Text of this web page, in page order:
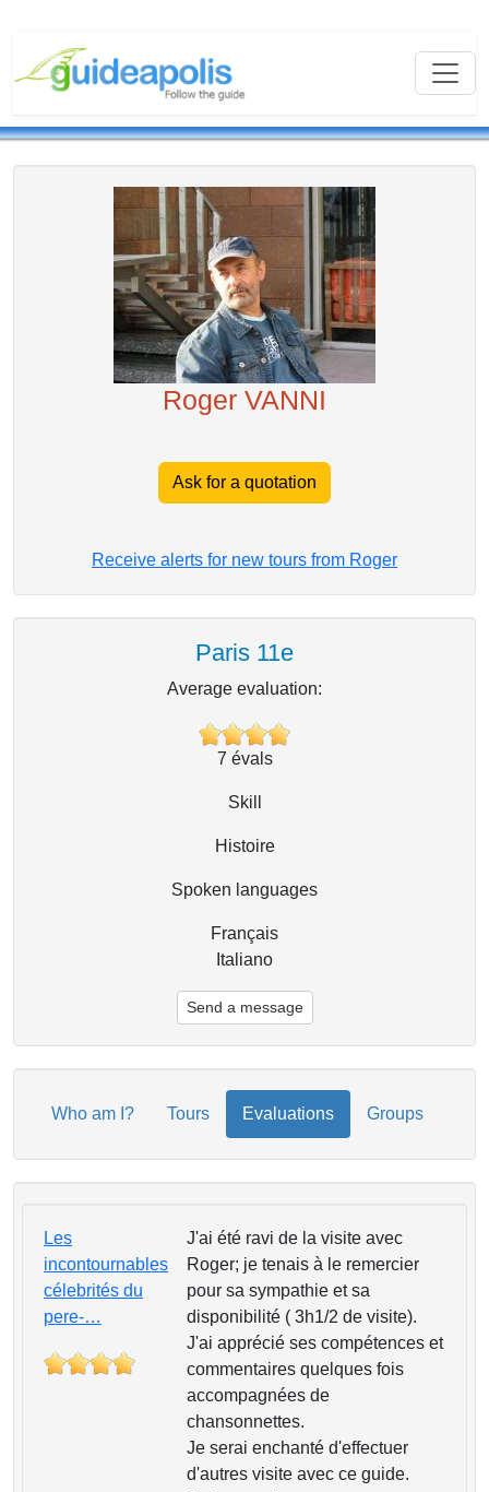
Roger VANNI
Ask for a quotation
Receive alerts for new tours from Roger
Paris 11e
Average evaluation:
7 évals
Skill
Histoire
Spoken languages
Français
Italiano
Send a message
Who am I? Tours Evaluations Groups
Les
incontournables
célebrités du
pere-…
J'ai été ravi de la visite avec
Roger; je tenais à le remercier
pour sa sympathie et sa
disponibilité ( 3h1/2 de visite).
J'ai apprécié ses compétences et
commentaires quelques fois
accompagnées de
chansonnettes.
Je serai enchanté d'effectuer
d'autres visite avec ce guide.